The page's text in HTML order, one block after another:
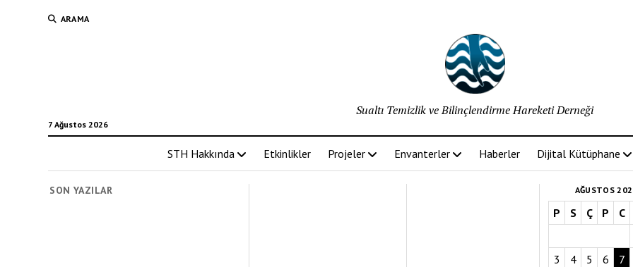
ARAMA
7 Ağustos 2026
Sualtı Temizlik ve Bilinçlendirme Hareketi Derneği
STH Hakkında Etkinlikler Projeler Envanterler Haberler Dijital Kütüphane
SON YAZILAR AĞUSTOS
P S Ç P C
3 4 5 6
7